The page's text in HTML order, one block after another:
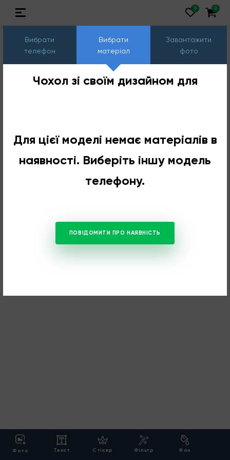
Вибрати
телефон
Вибрати
матеріал
Завантажити
фото
Чохол зі своїм дизайном для
Для цієї моделі немає матеріалів в
наявності. Виберіть іншу модель
телефону.
ПОВІДОМИТИ ПРО НАЯВНІСТЬ
Фото Текст Cтікер Фільтр Фон